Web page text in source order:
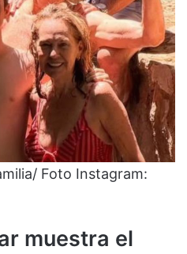
Foto Instagram:
muestra el